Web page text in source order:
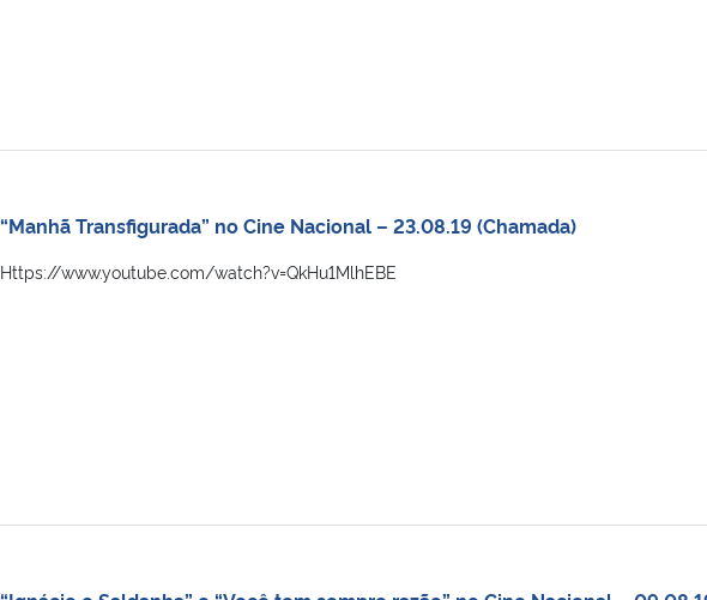
“Manhã Transfigurada” no Cine Nacional – 23.08.19 (Chamada)
Https://www.youtube.com/watch?v=QkHu1MlhEBE